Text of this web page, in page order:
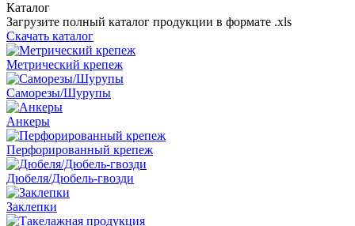
Каталог
Загрузите полный каталог продукции в формате .xls
Скачать каталог
Метрический крепеж
Саморезы/Шурупы
Анкеры
Перфорированный крепеж
Дюбеля/Дюбель-гвозди
Заклепки